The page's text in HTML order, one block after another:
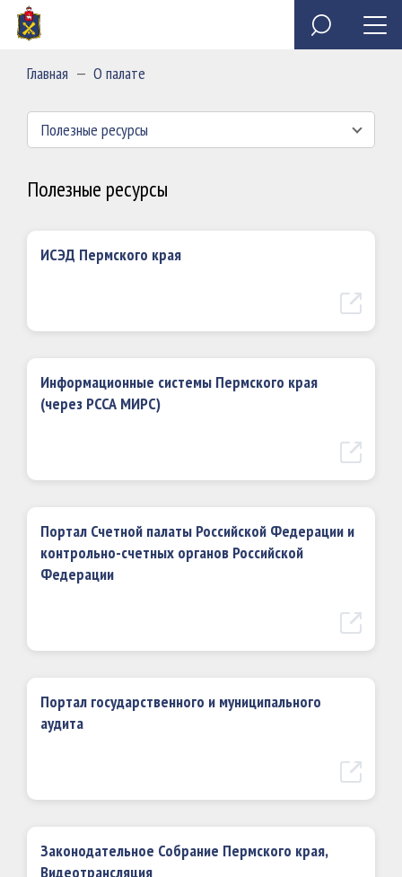
Сведения о доходах, расходах, об имуществе и
обязательствах имущественного характера
служащих Контрольно-счетной палаты Пермского края
Специальное программное обеспечение «Анкета
Обзор обращений граждан
Главная — О палате
Полезные ресурсы
Полезные ресурсы
ИСЭД Пермского края
Информационные системы Пермского края
(через РССА МИРС)
Портал Счетной палаты Российской Федерации и
контрольно-счетных органов Российской
Федерации
Портал государственного и муниципального
аудита
Законодательное Собрание Пермского края,
Видеотрансляция